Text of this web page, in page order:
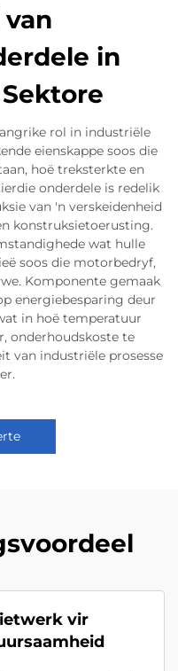
van
in
rol in industriële
eienskappe soos die
hoë treksterkte en
onderdele is redelik
van 'n verskeidenheid
konstruksietoerusting.
wat hulle
soos die motorbedryf,
Komponente gemaak
energiebesparing deur
in hoë temperatuur
onderhoudskoste te
van industriële prosesse
vir